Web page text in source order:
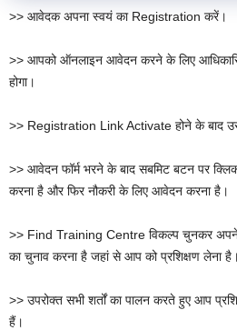
>> आवेदक अपना स्वयं का Registration करें।
>> आपको ऑनलाइन आवेदन करने के लिए
होगा।
>> Registration Link Activate होने के बाद
>> आवेदन फॉर्म भरने के बाद सबमिट बटन पर
करना है और फिर नौकरी के लिए आवेदन करना है।
>> Find Training Centre विकल्प चुनकर अपने
का चुनाव करना है जहां से आप को प्रशिक्षण लेना है।
>> उपरोक्त सभी शर्तों का पालन करते हुए आप
हैं।